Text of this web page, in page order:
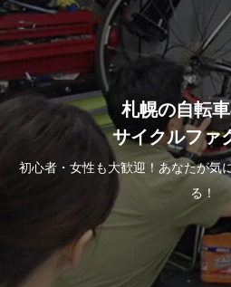
札幌の自転
サイクルファ
初心者・女性も大歓迎！あなたが気
る！